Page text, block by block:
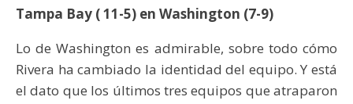
Tampa Bay ( 11-5) en Washington (7-9)
Lo de Washington es admirable, sobre todo cómo
Rivera ha cambiado la identidad del equipo. Y está
el dato que los últimos tres equipos que atraparon